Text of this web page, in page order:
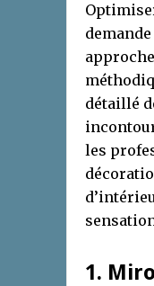
détaillé
les
1.